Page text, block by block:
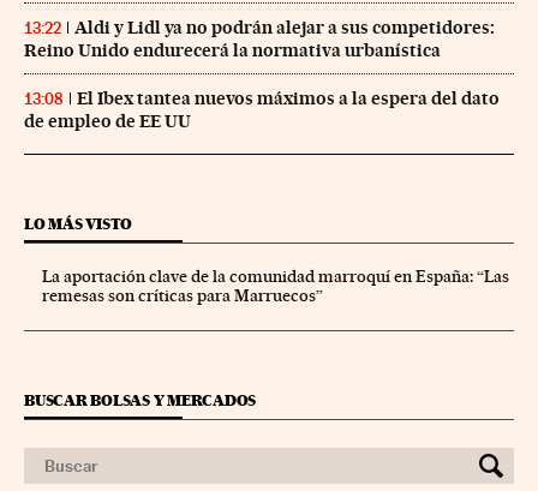
13:22
Aldi y Lidl ya no podrán alejar a sus competidores:
Reino Unido endurecerá la normativa urbanística
13:08
El Ibex tantea nuevos máximos a la espera del dato
de empleo de EE UU
LO MÁS VISTO
La aportación clave de la comunidad marroquí en España: “Las
remesas son críticas para Marruecos”
BUSCAR BOLSAS Y MERCADOS